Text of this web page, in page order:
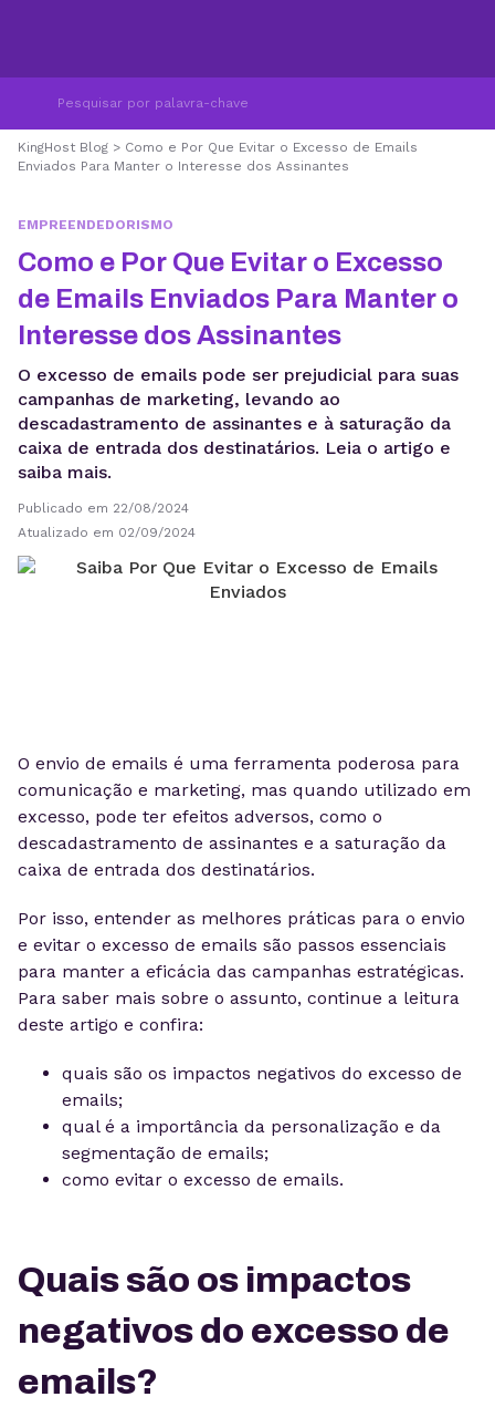
KingHost Blog > Como e Por Que Evitar o Excesso de Emails
Enviados Para Manter o Interesse dos Assinantes
EMPREENDEDORISMO
Como e Por Que Evitar o Excesso
de Emails Enviados Para Manter o
Interesse dos Assinantes
O excesso de emails pode ser prejudicial para suas
campanhas de marketing, levando ao
descadastramento de assinantes e à saturação da
caixa de entrada dos destinatários. Leia o artigo e
saiba mais.
Publicado em 22/08/2024
Atualizado em 02/09/2024
O envio de emails é uma ferramenta poderosa para
comunicação e marketing, mas quando utilizado em
excesso, pode ter efeitos adversos, como o
descadastramento de assinantes e a saturação da
caixa de entrada dos destinatários.
Por isso, entender as melhores práticas para o envio
e evitar o excesso de emails são passos essenciais
para manter a eficácia das campanhas estratégicas.
Para saber mais sobre o assunto, continue a leitura
deste artigo e confira:
quais são os impactos negativos do excesso de
emails;
qual é a importância da personalização e da
segmentação de emails;
como evitar o excesso de emails.
Quais são os impactos
negativos do excesso de
emails?